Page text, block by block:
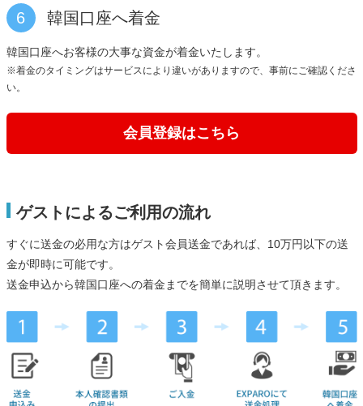
6 韓国口座へ着金
韓国口座へお客様の大事な資金が着金いたします。
※着金のタイミングはサービスにより違いがありますので、事前にご確認くださ
い。
会員登録はこちら
ゲストによるご利用の流れ
すぐに送金の必用な方はゲスト会員送金であれば、10万円以下の送
金が即時に可能です。
送金申込から韓国口座への着金までを簡単に説明させて頂きます。